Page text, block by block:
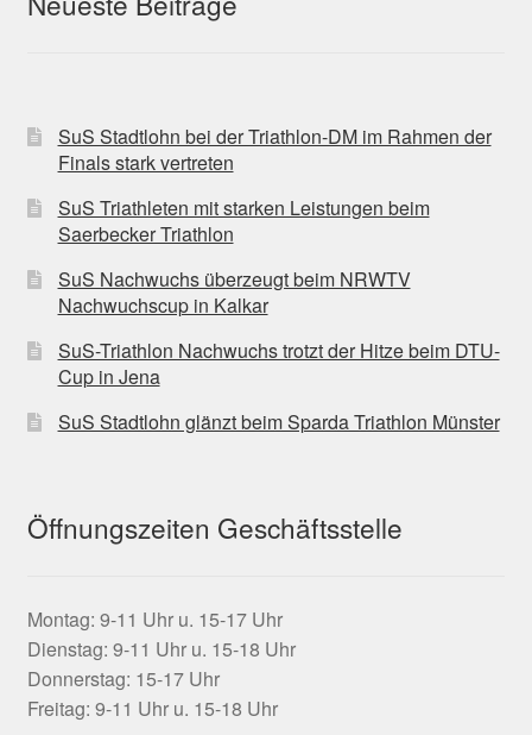
SuS Stadtlohn bei der Triathlon-DM im Rahmen der
Finals stark vertreten
SuS Triathleten mit starken Leistungen beim
Saerbecker Triathlon
SuS Nachwuchs überzeugt beim NRWTV
Nachwuchscup in Kalkar
SuS-Triathlon Nachwuchs trotzt der Hitze beim DTU-
Cup in Jena
SuS Stadtlohn glänzt beim Sparda Triathlon Münster
Öffnungszeiten Geschäftsstelle
Montag: 9-11 Uhr u. 15-17 Uhr
Dienstag: 9-11 Uhr u. 15-18 Uhr
Donnerstag: 15-17 Uhr
Freitag: 9-11 Uhr u. 15-18 Uhr